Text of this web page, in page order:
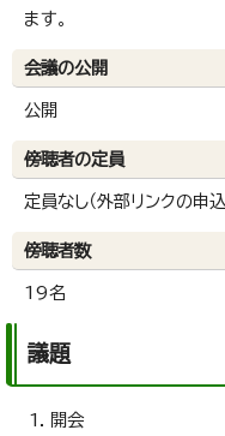
ます。
会議の公開
公開
傍聴者の定員
定員なし（外部リンクの申
傍聴者数
19名
議題
開会